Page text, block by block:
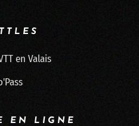
en Valais
EN LIGNE